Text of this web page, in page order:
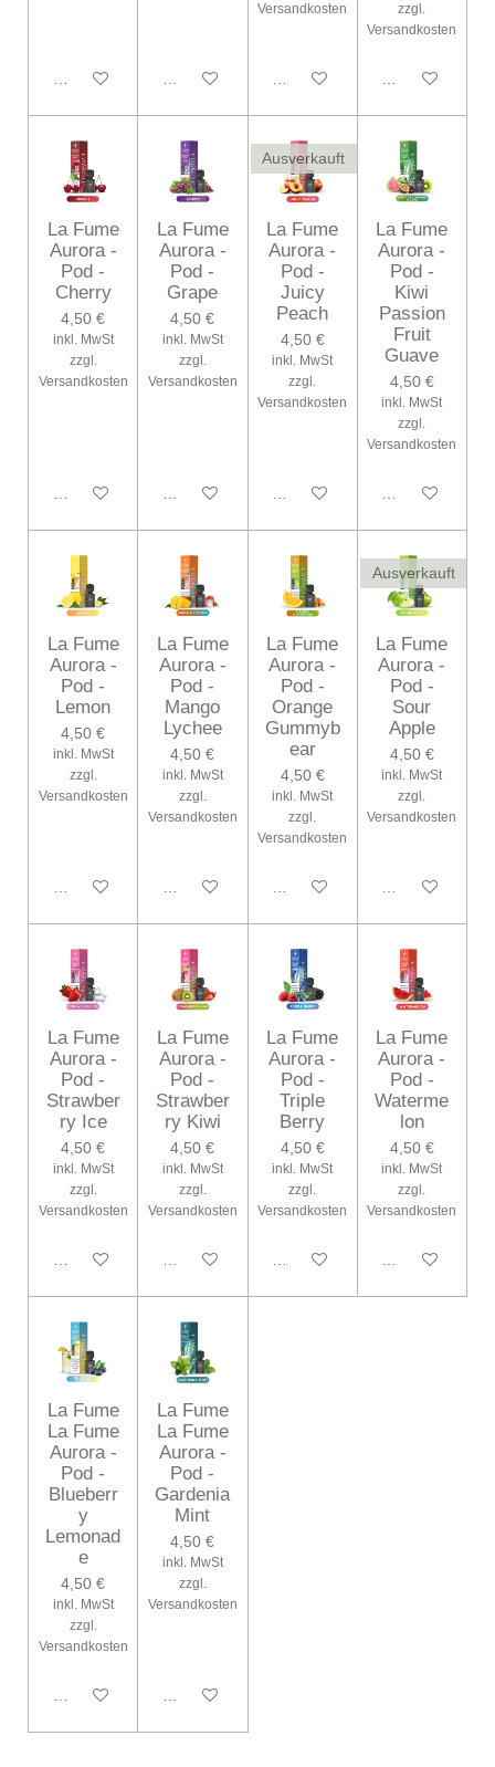
In den WarenkorbIn den Warenkorb
Versandkosten
Bei Verfügbarkeit
zzgl.
Versandkosten
In den
La Fume
Aurora -
Pod -
Cherry
4,50 €
inkl. MwSt
zzgl.
Versandkosten
In den Warenkorb
La Fume
Aurora -
Pod -
Grape
4,50 €
inkl. MwSt
zzgl.
Versandkosten
In den Warenkorb
Ausverkauft
La Fume
Aurora -
Pod -
Juicy
Peach
4,50 €
inkl. MwSt
zzgl.
Versandkosten
Bei Verfügbarkeit
La Fume
Aurora -
Pod -
Kiwi
Passion
Fruit
Guave
4,50 €
inkl. MwSt
zzgl.
Versandkosten
In den
La Fume
Aurora -
Pod -
Lemon
4,50 €
inkl. MwSt
zzgl.
Versandkosten
In den Warenkorb
La Fume
Aurora -
Pod -
Mango
Lychee
4,50 €
inkl. MwSt
zzgl.
Versandkosten
In den Warenkorb
La Fume
Aurora -
Pod -
Orange
Gummyb
ear
4,50 €
inkl. MwSt
zzgl.
Versandkosten
In den Warenkorb
Ausverkauft
La Fume
Aurora -
Pod -
Sour
Apple
4,50 €
inkl. MwSt
zzgl.
Versandkosten
Bei
La Fume
Aurora -
Pod -
Strawber
ry Ice
4,50 €
inkl. MwSt
zzgl.
Versandkosten
In den Warenkorb
La Fume
Aurora -
Pod -
Strawber
ry Kiwi
4,50 €
inkl. MwSt
zzgl.
Versandkosten
In den Warenkorb
La Fume
Aurora -
Pod -
Triple
Berry
4,50 €
inkl. MwSt
zzgl.
Versandkosten
In den Warenkorb
La Fume
Aurora -
Pod -
Waterme
lon
4,50 €
inkl. MwSt
zzgl.
Versandkosten
In den
La Fume
La Fume
Aurora -
Pod -
Blueberr
y
Lemonad
e
4,50 €
inkl. MwSt
zzgl.
Versandkosten
In den Warenkorb
La Fume
La Fume
Aurora -
Pod -
Gardenia
Mint
4,50 €
inkl. MwSt
zzgl.
Versandkosten
In den Warenkorb